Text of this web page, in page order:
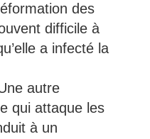
des
difficile à
a infecté la
autre
qui attaque les
à un